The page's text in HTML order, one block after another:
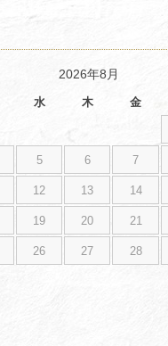
2026年8月
水 木 金
5 6 7
12 13 14
19 20 21
26 27 28